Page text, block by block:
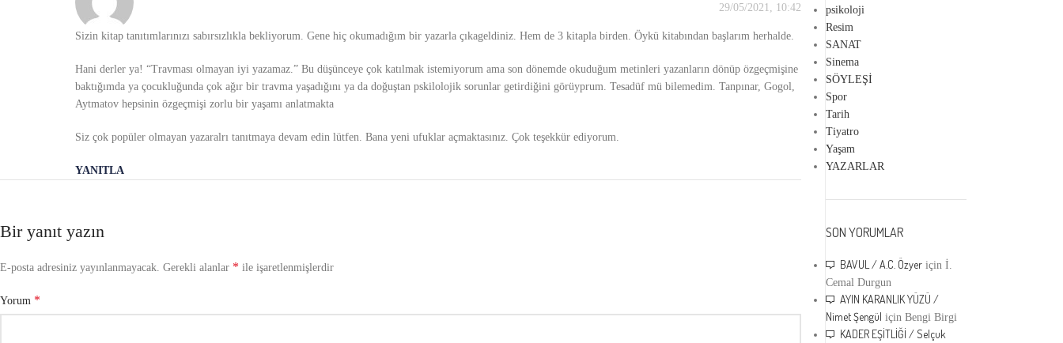
29/05/2021, 10:42
Sizin kitap tanıtımlarınızı sabırsızlıkla bekliyorum. Gene hiç okumadığım bir yazarla çıkageldiniz. Hem de 3 kitapla birden. Öykü kitabından başlarım herhalde.
Hani derler ya! “Travması olmayan iyi yazamaz.” Bu düşünceye çok katılmak istemiyorum ama son dönemde okuduğum metinleri yazanların dönüp özgeçmişine
baktığımda ya çocukluğunda çok ağır bir travma yaşadığını ya da doğuştan pskilolojik sorunlar getirdiğini görüyprum. Tesadüf mü bilemedim. Tanpınar, Gogol,
Aytmatov hepsinin özgeçmişi zorlu bir yaşamı anlatmakta
Siz çok popüler olmayan yazaralrı tanıtmaya devam edin lütfen. Bana yeni ufuklar açmaktasınız. Çok teşekkür ediyorum.
YANITLA
Bir yanıt yazın
E-posta adresiniz yayınlanmayacak. Gerekli alanlar * ile işaretlenmişlerdir
Yorum *
psikoloji
Resim
SANAT
Sinema
SÖYLEŞİ
Spor
Tarih
Tiyatro
Yaşam
YAZARLAR
SON YORUMLAR
BAVUL / A.C. Özyer içinİ.
Cemal Durgun
AYIN KARANLIK YÜZÜ /
Nimet Şengül içinBengi Birgi
KADER EŞİTLİĞİ / Selçuk